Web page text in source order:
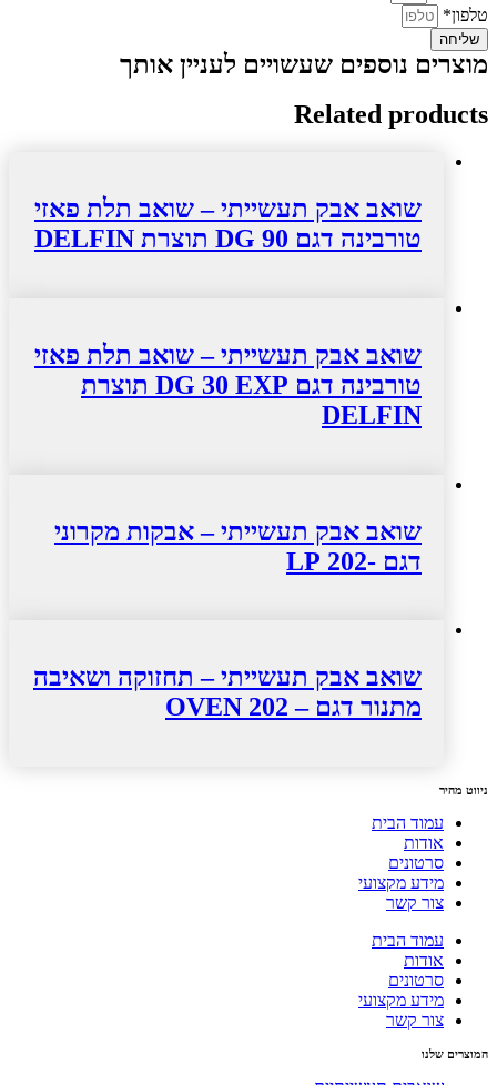
טלפון*
שליחה
מוצרים נוספים שעשויים לעניין אותך
Related products
שואב אבק תעשייתי – שואב תלת פאזי
טורבינה דגם DG 90 תוצרת DELFIN
שואב אבק תעשייתי – שואב תלת פאזי
טורבינה דגם DG 30 EXP תוצרת
DELFIN
שואב אבק תעשייתי – אבקות מקרוני
דגם -202 LP
שואב אבק תעשייתי – תחזוקה ושאיבה
מתנור דגם – 202 OVEN
ניווט מהיר
עמוד הבית
אודות
סרטונים
מידע מקצועי
צור קשר
עמוד הבית
אודות
סרטונים
מידע מקצועי
צור קשר
המוצרים שלנו